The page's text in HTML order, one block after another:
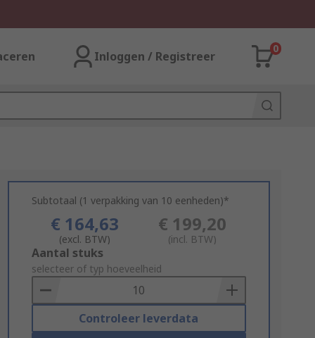
Inloggen / Registreer
0
Subtotaal (1 verpakking van 10 eenheden)*
€ 164,63
(excl. BTW)
€ 199,20
(incl. BTW)
Add
to
Basket
Aantal stuks
selecteer of typ hoeveelheid
Controleer leverdata